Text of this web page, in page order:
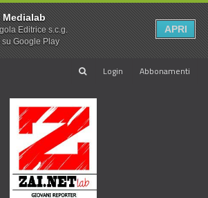
Login Abbonamenti
Medialab
Editrice s.c.g.
su Google Play
APRI